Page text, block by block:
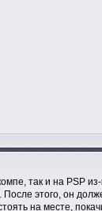
так и на PSP
этого, он
на месте,